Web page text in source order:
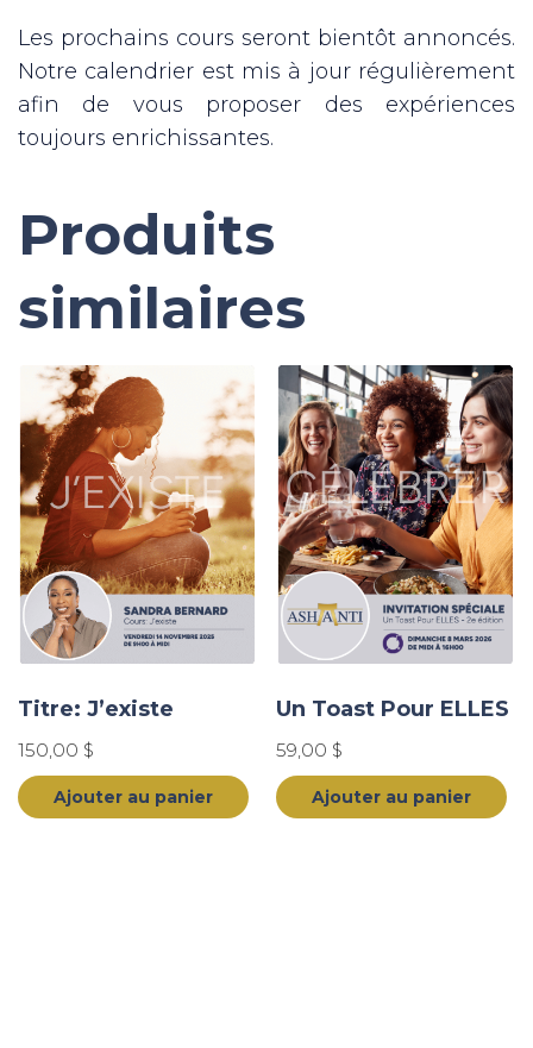
Les prochains cours seront bientôt annoncés.
Notre calendrier est mis à jour régulièrement
afin de vous proposer des expériences
toujours enrichissantes.
Produits
similaires
Titre: J’existe
150,00 $
Ajouter au panier
Un Toast Pour ELLES
59,00 $
Ajouter au panier